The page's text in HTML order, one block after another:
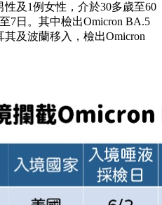
及1例女性，介於30多歲至60
7日。其中檢出Omicron BA.5
及波蘭移入，檢出Omicron